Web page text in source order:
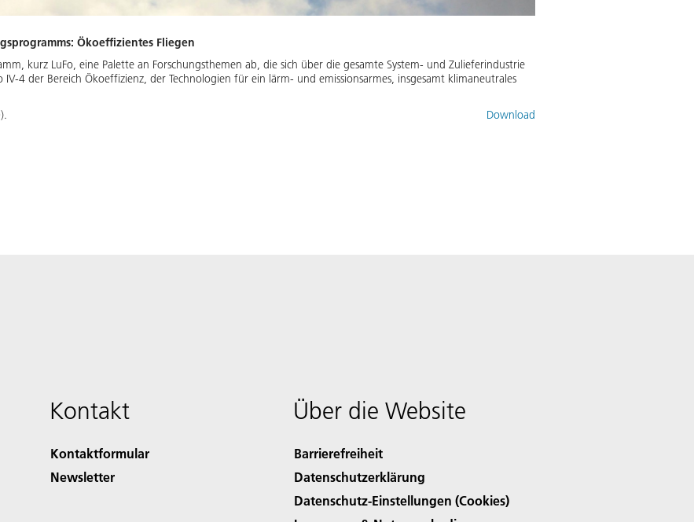
Ökoeffizientes Fliegen
kurz LuFo, eine Palette an Forschungsthemen ab, die sich über die gesamte System- und Zulieferindustrie
4 der Bereich Ökoeffizienz, der Technologien für ein lärm- und emissionsarmes, insgesamt klimaneutrales
Download
Kontakt
Kontaktformular
Newsletter
Über die Website
Barrierefreiheit
Datenschutzerklärung
Datenschutz-Einstellungen (Cookies)